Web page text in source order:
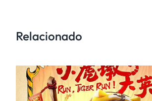
Relacionado